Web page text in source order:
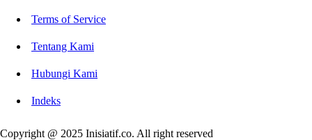
Terms of Service
Tentang Kami
Hubungi Kami
Indeks
Copyright @ 2025 Inisiatif.co. All right reserved